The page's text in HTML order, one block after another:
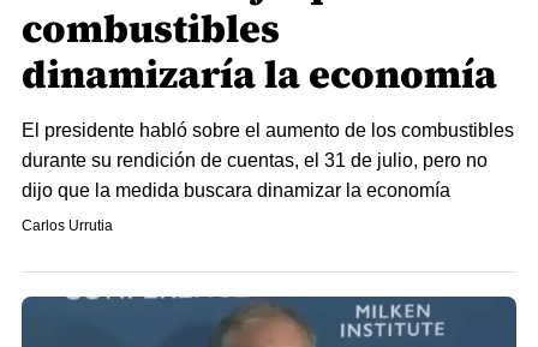
combustibles
dinamizaría la economía
El presidente habló sobre el aumento de los combustibles
durante su rendición de cuentas, el 31 de julio, pero no
dijo que la medida buscara dinamizar la economía
Carlos Urrutia